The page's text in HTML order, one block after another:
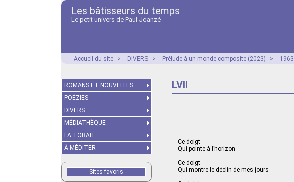
Les bâtisseurs du temps
Le petit univers de Paul Jeanzé
Accueil du site > DIVERS > Prélude à un monde composite (2023) > 1963
LVII
Ce doigt
Qui pointe à l’horizon
Ce doigt
Qui montre le déclin de mes jours
ROMANS ET NOUVELLES
POÉZIES
DIVERS
MÉDIATHÈQUE
LA TORAH
À MÉDITER
Sites favoris